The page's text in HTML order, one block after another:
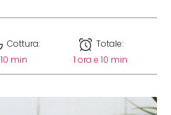
Cottura:
10 min
Totale:
1 ora e 10 min